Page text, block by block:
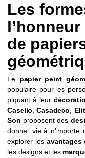
Les
de
Le papier peint
populaire pour les
piquant à leur
Caselio,Casadeco,
Son proposent des
donner vie à n'importe
explorer les avantages
les designs et les